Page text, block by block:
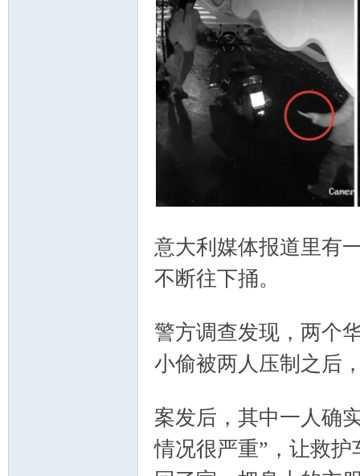
意大利媒体报道里有
不断往下捅。
警方调查发现，两个
小偷被两人压制之后
案发后，其中一人确
情况很严重”，让救